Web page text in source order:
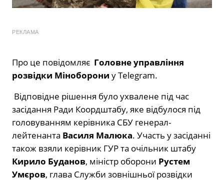
РЕКЛАМА
Про це повідомляє Головне управління
розвідки Міноборони у Telegram.
Відповідне рішення було ухвалене під час
засідання Ради Коордштабу, яке відбулося під
головуванням керівника СБУ генерал-
лейтенанта Василя Малюка. Участь у засіданні
також взяли керівник ГУР та очільник штабу
Кирило Буданов, міністр оборони Рустем
Умєров, глава Служби зовнішньої розвідки